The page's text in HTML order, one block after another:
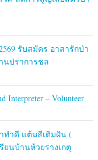
รับสมัคร อาสารักป่า
นปราการชล
Interpreter – Volunteer
ทำดี แต้มสีเติมฝัน (
ยนบ้านห้วยรางเกตุ